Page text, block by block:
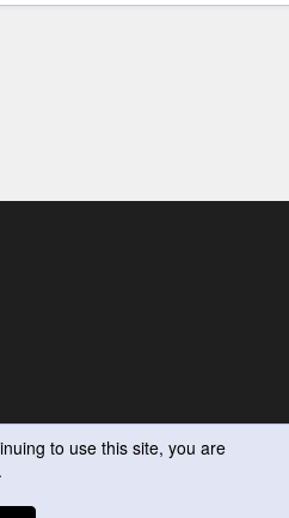
to use this site, you are